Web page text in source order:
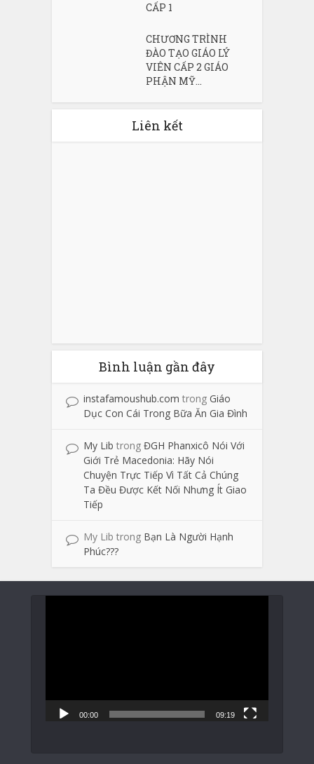
CẤP 1
CHƯƠNG TRÌNH
ĐÀO TẠO GIÁO LÝ
VIÊN CẤP 2 GIÁO
PHẬN MỸ...
Liên kết
Bình luận gần đây
instafamoushub.com trong Giáo
Dục Con Cái Trong Bữa Ăn Gia Đình
My Lib trong ĐGH Phanxicô Nói Với
Giới Trẻ Macedonia: Hãy Nói
Chuyện Trực Tiếp Vì Tất Cả Chúng
Ta Đều Được Kết Nối Nhưng Ít Giao
Tiếp
My Lib trong Bạn Là Người Hạnh
Phúc???
00:00 09:19